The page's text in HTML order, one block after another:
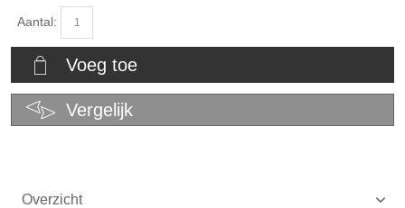
Aantal:
Voeg toe
Vergelijk
Overzicht